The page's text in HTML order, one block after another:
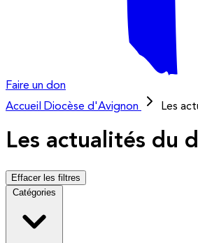
Faire un don
Accueil
Diocèse d'Avignon Les
Les actualités du
Effacer les filtres
Catégories